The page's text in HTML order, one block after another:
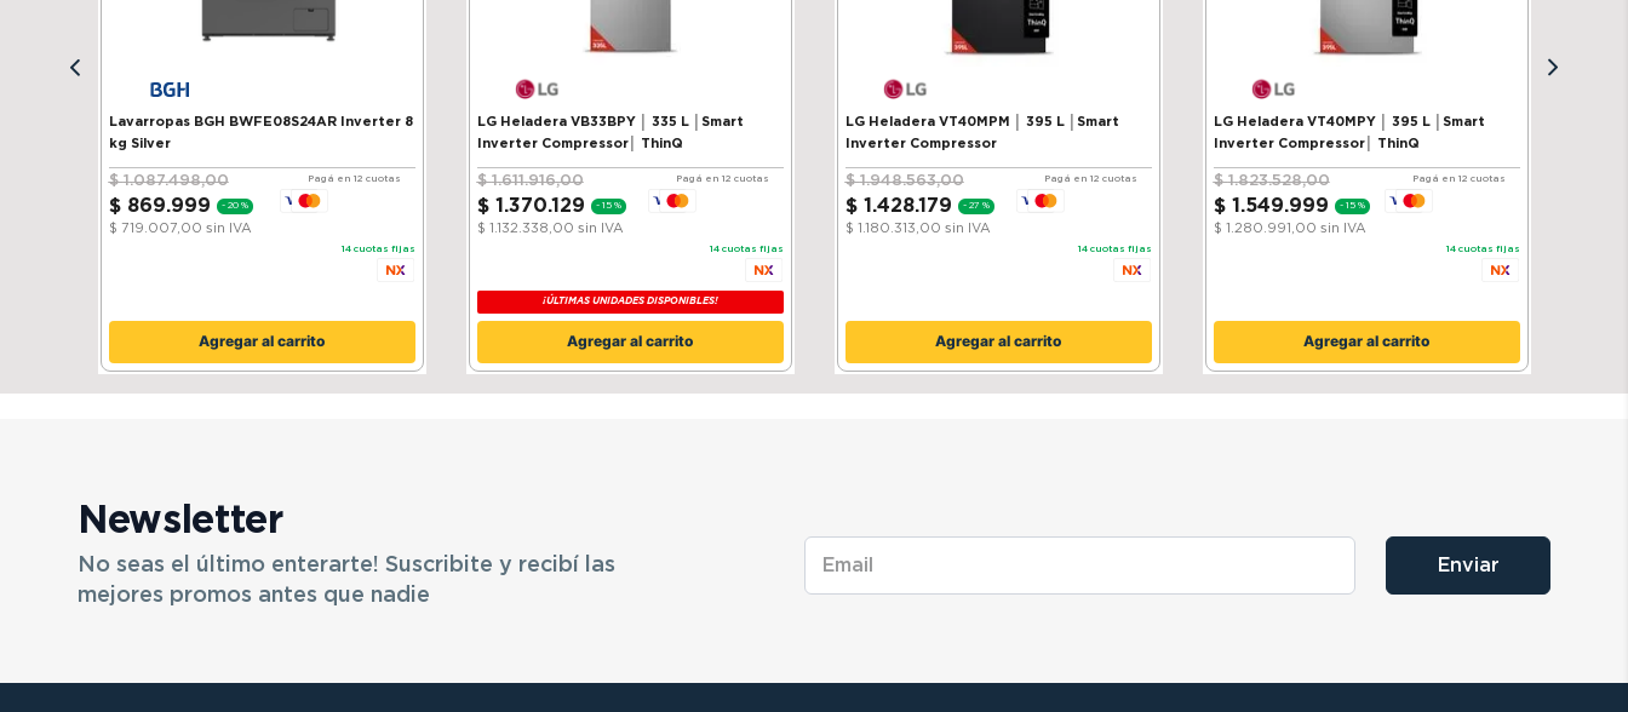
Lavarropas BGH BWFE08S24AR Inverter 8
kg Silver
$ 1.087.498,00
$ 869.999 - 20 %
$ 719.007,00 sin IVA
Pagá en 12 cuotas
14 cuotas fijas
Agregar al carrito
LG Heladera VB33BPY │ 335 L │Smart
Inverter Compressor│ ThinQ
$ 1.611.916,00
$ 1 .370.129 - 15 %
$ 1.132.338,00 sin IVA
Pagá en 12 cuotas
14 cuotas fijas
¡ÚLTIMAS UNIDADES DISPONIBLES!
Agregar al carrito
LG Heladera VT40MPM │ 395 L │Smart
Inverter Compressor
$ 1.948.563,00
$ 1 .428.179 - 27 %
$ 1.180.313,00 sin IVA
Pagá en 12 cuotas
14 cuotas fijas
Agregar al carrito
LG Heladera VT40MPY │ 395 L │Smart
Inverter Compressor│ ThinQ
$ 1.823.528,00
$ 1 .549.999 - 15 %
$ 1.280.991,00 sin IVA
Pagá en 12 cuotas
14 cuotas fijas
Agregar al carrito
Newsletter
No seas el último enterarte! Suscribite y recibí las
mejores promos antes que nadie
Enviar